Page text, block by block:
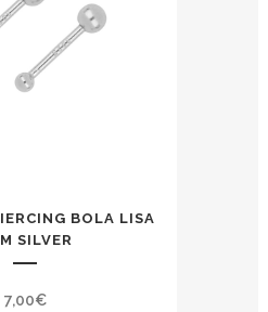
BOLA LISA
SILVER
7,00€